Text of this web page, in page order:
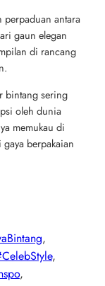
antara
gaun elegan
di rancang
bintang sering
oleh dunia
memukau di
berpakaian